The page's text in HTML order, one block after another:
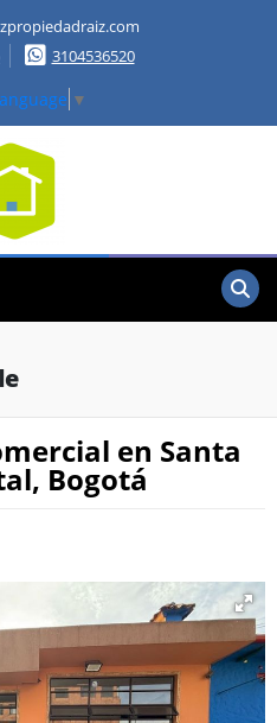
3104536520
▼
en Santa
Bogotá